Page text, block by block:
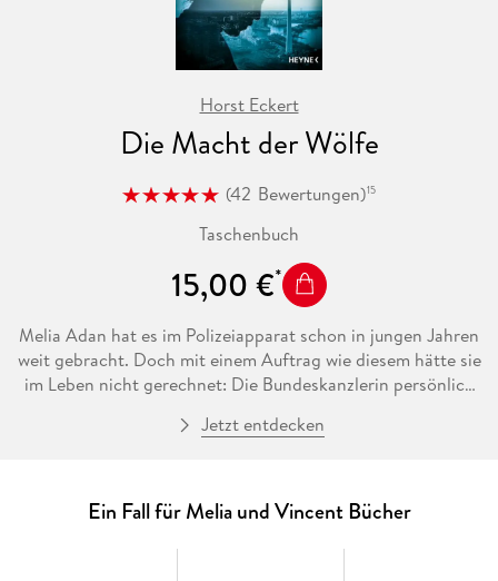
Horst Eckert
Die Macht der Wölfe
(42 Bewertungen)15
Taschenbuch
15,00 €
Melia Adan hat es im Polizeiapparat schon in jungen Jahren
weit gebracht. Doch mit einem Auftrag wie diesem hätte sie
im Leben nicht gerechnet: Die Bundeskanzlerin persönlich
jemandem aus ihrem direkten Umfeld erpresst. Zugleich
für die nächsten Wahlen in Position. Angesichts der
möglich. Es entbrennt ein ungeheurer Kampf um politische
Jetzt entdecken
Ein Fall für Melia und Vincent Bücher